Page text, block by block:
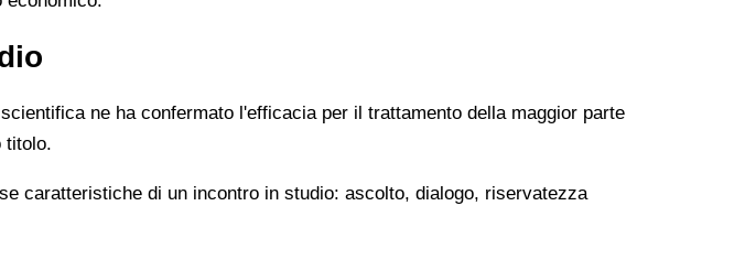
ne ha confermato l'efficacia per il trattamento della maggior parte
titolo.
caratteristiche di un incontro in studio: ascolto, dialogo, riservatezza